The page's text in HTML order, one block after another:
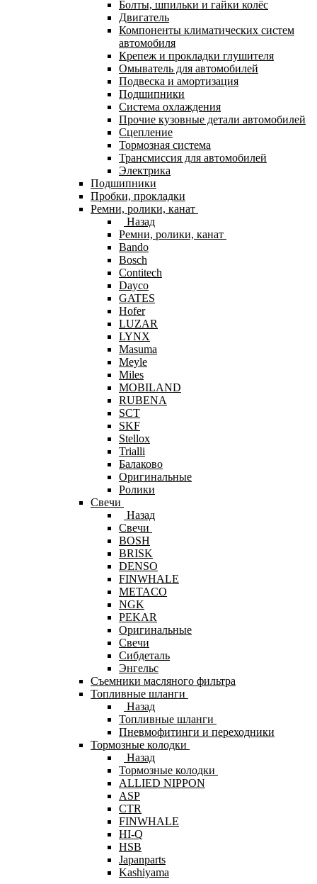
Болты, шпильки и гайки колёс
Двигатель
Компоненты климатических систем
автомобиля
Крепеж и прокладки глушителя
Омыватель для автомобилей
Подвеска и амортизация
Подшипники
Система охлаждения
Прочие кузовные детали автомобилей
Сцепление
Тормозная система
Трансмиссия для автомобилей
Электрика
Подшипники
Пробки, прокладки
Ремни, ролики, канат
Назад
Ремни, ролики, канат
Bando
Bosch
Contitech
Dayco
GATES
Hofer
LUZAR
LYNX
Masuma
Meyle
Miles
MOBILAND
RUBENA
SCT
SKF
Stellox
Trialli
Балаково
Оригинальные
Ролики
Свечи
Назад
Свечи
BOSH
BRISK
DENSO
FINWHALE
METACO
NGK
PEKAR
Оригинальные
Свечи
Сибдеталь
Энгельс
Съемники масляного фильтра
Топливные шланги
Назад
Топливные шланги
Пневмофитинги и переходники
Тормозные колодки
Назад
Тормозные колодки
ALLIED NIPPON
ASP
CTR
FINWHALE
HI-Q
HSB
Japanparts
Kashiyama